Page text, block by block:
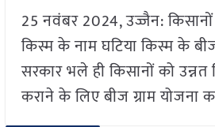
25 नवंबर 2024, उज्जैन:
किस्म के नाम घटिया किस्म के
सरकार भले ही किसानों को
कराने के लिए बीज ग्राम योजना